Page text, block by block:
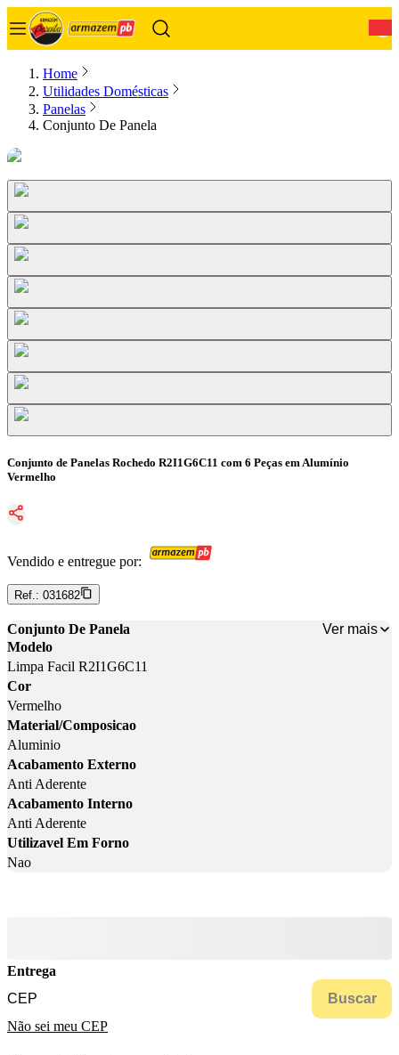
Home
Utilidades Domésticas
Panelas
Conjunto De Panela
Conjunto de Panelas Rochedo R2I1G6C11 com 6 Peças em Alumínio
Vermelho
Vendido e entregue por:
Ref.: 031682
Conjunto De Panela
Ver mais
Modelo
Limpa Facil R2I1G6C11
Cor
Vermelho
Material/Composicao
Aluminio
Acabamento Externo
Anti Aderente
Acabamento Interno
Anti Aderente
Utilizavel Em Forno
Nao
Entrega
Buscar
Não sei meu CEP